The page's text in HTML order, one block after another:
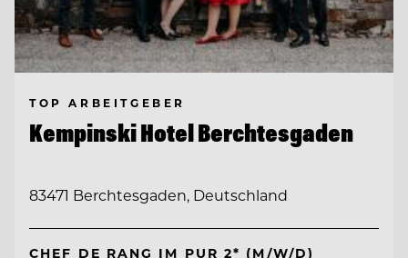
TOP ARBEITGEBER
Kempinski Hotel Berchtesgaden
83471 Berchtesgaden, Deutschland
CHEF DE RANG IM PUR 2* (M/W/D)